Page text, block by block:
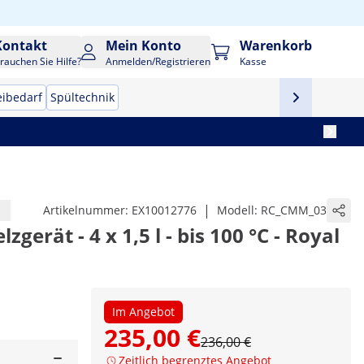
Sie Hilfe?
Mein Konto
Anmelden/Registrieren
Warenkorb
Kasse
Spültechnik
Artikelnummer: EX10012776 | Modell: RC_CMM_03
- 4 x 1,5 l - bis 100 °C - Royal
Im Angebot
235,00 €236,00 €
Zeitlich begrenztes Angebot